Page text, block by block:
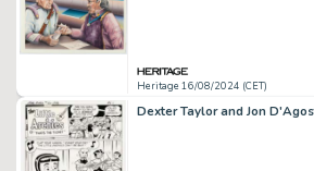
Heritage 16/08/2024 (CET)